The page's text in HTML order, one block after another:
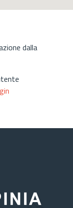
dalla